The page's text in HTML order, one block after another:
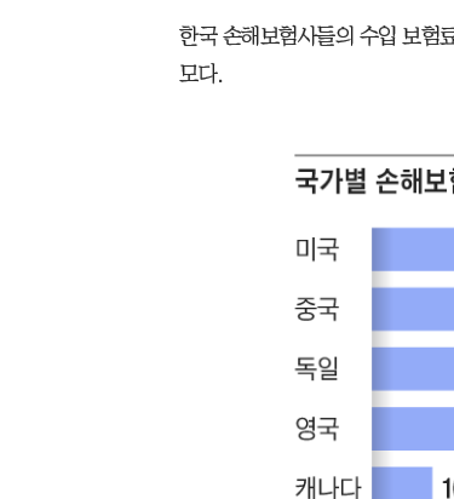
한국 손해보험사들의 수입 보험
모다.